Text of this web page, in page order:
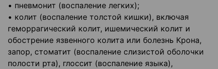
• пневмонит (воспаление легких);
• колит (воспаление толстой кишки), включая
геморрагический колит, ишемический колит и
обострение язвенного колита или болезнь Крона,
запор, стоматит (воспаление слизистой оболочки
полости рта), глоссит (воспаление языка),